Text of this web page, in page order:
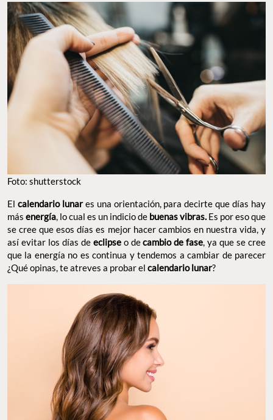
Foto: shutterstock
El calendario lunares una orientación, para decirte que días hay
más energía , lo cual es un indicio de buenas vibras. Es por eso que
se cree que esos días es mejor hacer cambios en nuestra vida, y
así evitar los días de eclipse o decambio de fase , ya que se cree
que la energía no es continua y tendemos a cambiar de parecer
¿Qué opinas, te atreves a probar el calendario lunar?